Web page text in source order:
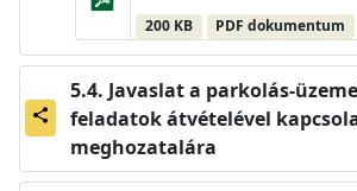
200 KB PDF dokumentum
share
Javaslat a parkolás-
feladatok átvételével
meghozatalára